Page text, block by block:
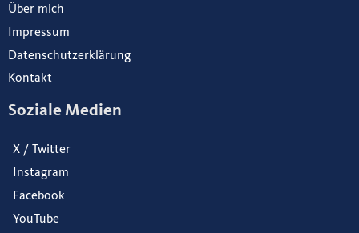
Über mich
Impressum
Datenschutzerklärung
Kontakt
Soziale Medien
X / Twitter
Instagram
Facebook
YouTube